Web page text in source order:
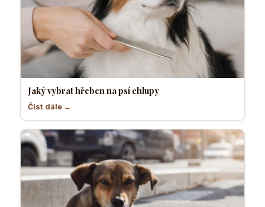
Jaký vybrat hřeben na psí chlupy
Číst dále →